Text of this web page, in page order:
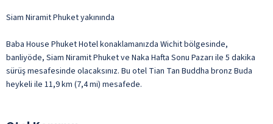
Siam Niramit Phuket yakınında
Baba House Phuket Hotel konaklamanızda Wichit bölgesinde,
banliyöde, Siam Niramit Phuket ve Naka Hafta Sonu Pazarı ile 5 dakika
sürüş mesafesinde olacaksınız. Bu otel Tian Tan Buddha bronz Buda
heykeli ile 11,9 km (7,4 mi) mesafede.